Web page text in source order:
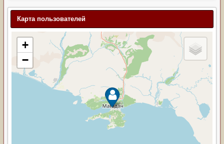
Карта пользователей